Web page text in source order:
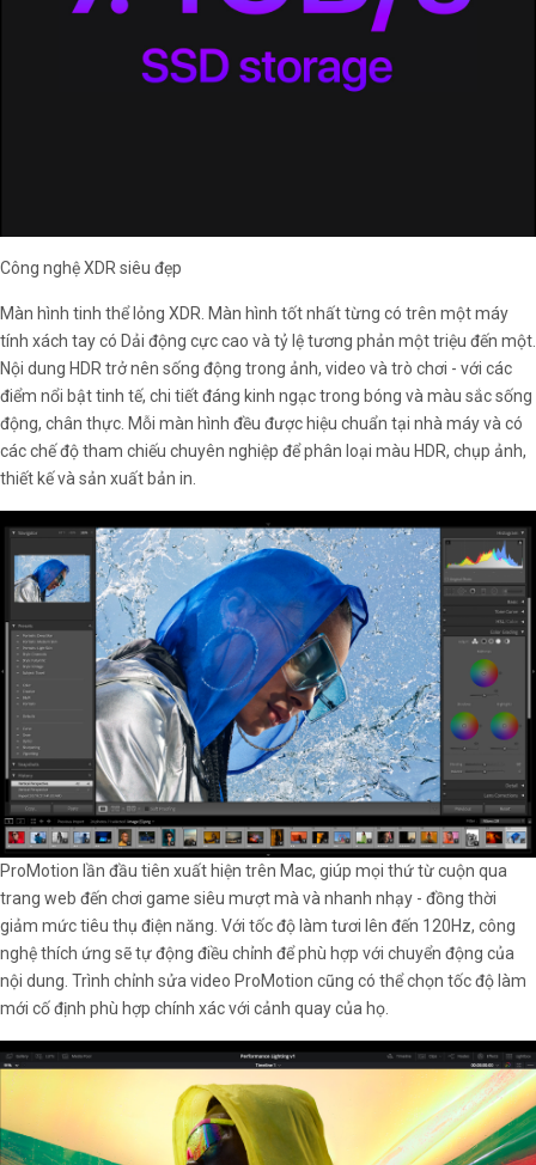
Công nghệ XDR siêu đẹp
Màn hình tinh thể lỏng XDR. Màn hình tốt nhất từng có trên một máy
tính xách tay có Dải động cực cao và tỷ lệ tương phản một triệu đến một.
Nội dung HDR trở nên sống động trong ảnh, video và trò chơi - với các
điểm nổi bật tinh tế, chi tiết đáng kinh ngạc trong bóng và màu sắc sống
động, chân thực. Mỗi màn hình đều được hiệu chuẩn tại nhà máy và có
các chế độ tham chiếu chuyên nghiệp để phân loại màu HDR, chụp ảnh,
thiết kế và sản xuất bản in.
ProMotion lần đầu tiên xuất hiện trên Mac, giúp mọi thứ từ cuộn qua
trang web đến chơi game siêu mượt mà và nhanh nhạy - đồng thời
giảm mức tiêu thụ điện năng. Với tốc độ làm tươi lên đến 120Hz, công
nghệ thích ứng sẽ tự động điều chỉnh để phù hợp với chuyển động của
nội dung. Trình chỉnh sửa video ProMotion cũng có thể chọn tốc độ làm
mới cố định phù hợp chính xác với cảnh quay của họ.